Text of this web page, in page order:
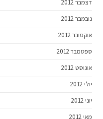
דצמבר 2012
נובמבר 2012
אוקטובר 2012
ספטמבר 2012
אוגוסט 2012
יולי 2012
יוני 2012
מאי 2012